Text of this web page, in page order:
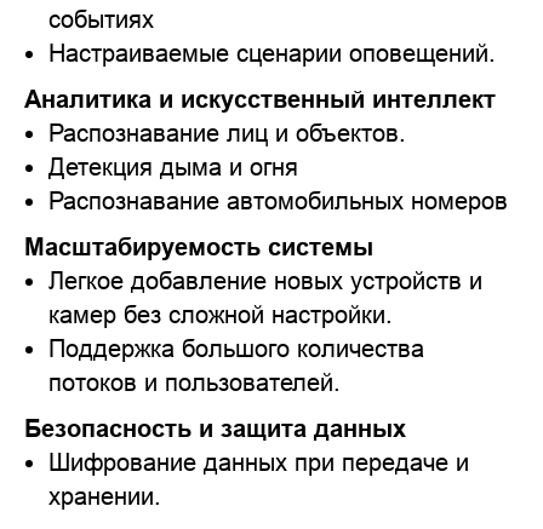
событиях
Настраиваемые сценарии оповещений.
Аналитика и искусственный интеллект
Распознавание лиц и объектов.
Детекция дыма и огня
Распознавание автомобильных номеров
Масштабируемость системы
Легкое добавление новых устройств и
камер без сложной настройки.
Поддержка большого количества
потоков и пользователей.
Безопасность и защита данных
Шифрование данных при передаче и
хранении.